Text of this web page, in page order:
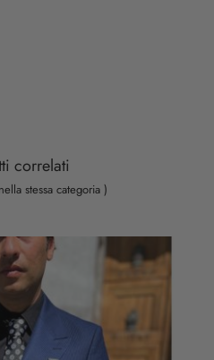
correlati
stessa categoria )